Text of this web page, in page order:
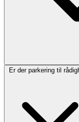
Er der parkering til